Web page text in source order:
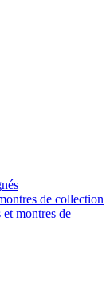
de collection
montres de